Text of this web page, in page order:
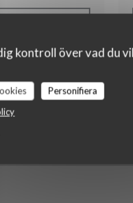
kontroll över vad du
Personifiera
((ÖPPNAS I ETT NYTT